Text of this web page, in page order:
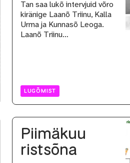
Tan saa lukõ intervjuid võro
kiränige Laanõ Triinu, Kalla
Urma ja Kunnasõ Leoga.
Laanõ Triinu…
LUGÕMIST
Piimäkuu
ristsõna